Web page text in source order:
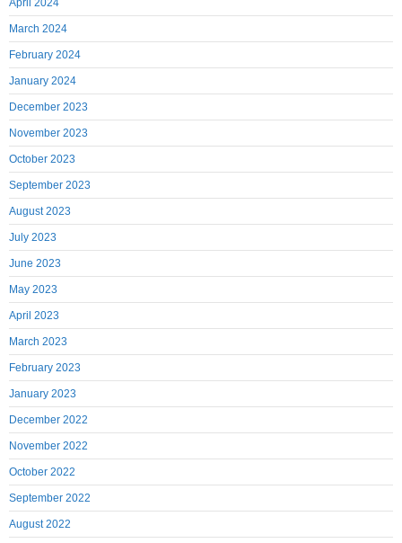
April 2024
March 2024
February 2024
January 2024
December 2023
November 2023
October 2023
September 2023
August 2023
July 2023
June 2023
May 2023
April 2023
March 2023
February 2023
January 2023
December 2022
November 2022
October 2022
September 2022
August 2022